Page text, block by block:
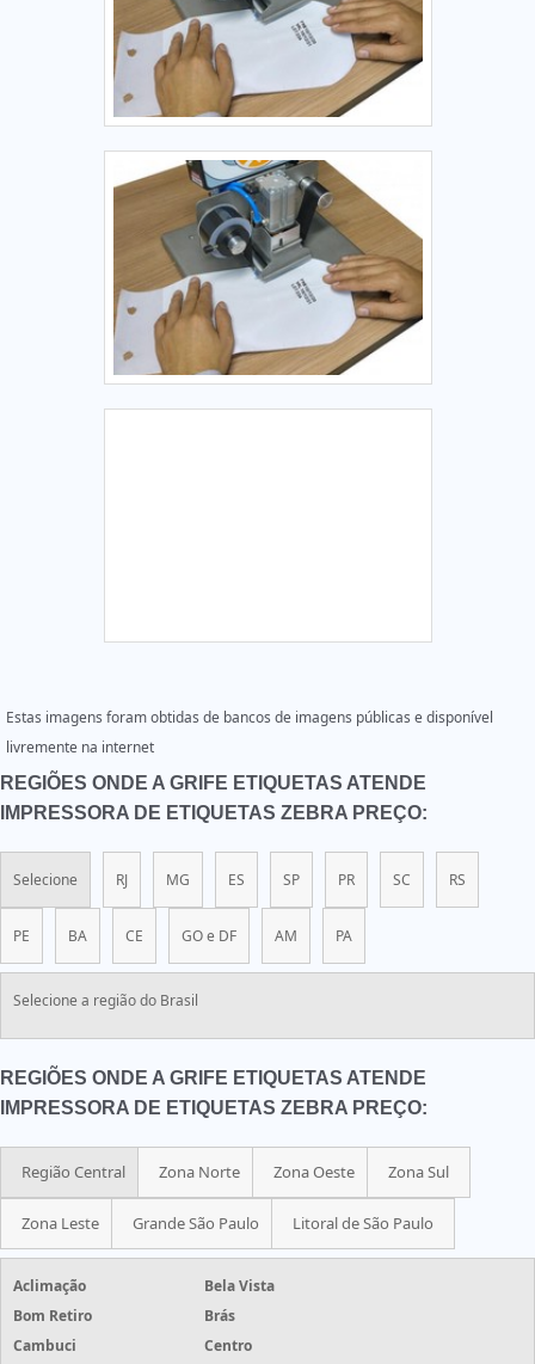
Estas imagens foram obtidas de bancos de imagens públicas e disponível
livremente na internet
REGIÕES ONDE A GRIFE ETIQUETAS ATENDE
IMPRESSORA DE ETIQUETAS ZEBRA PREÇO:
Selecione RJ MG ES SP PR SC RS
PE BA CE GO e DF AM PA
Selecione a região do Brasil
REGIÕES ONDE A GRIFE ETIQUETAS ATENDE
IMPRESSORA DE ETIQUETAS ZEBRA PREÇO:
Região Central Zona Norte Zona Oeste Zona Sul
Zona Leste Grande São Paulo Litoral de São Paulo
Aclimação
Bela Vista
Bom Retiro
Brás
Cambuci
Centro